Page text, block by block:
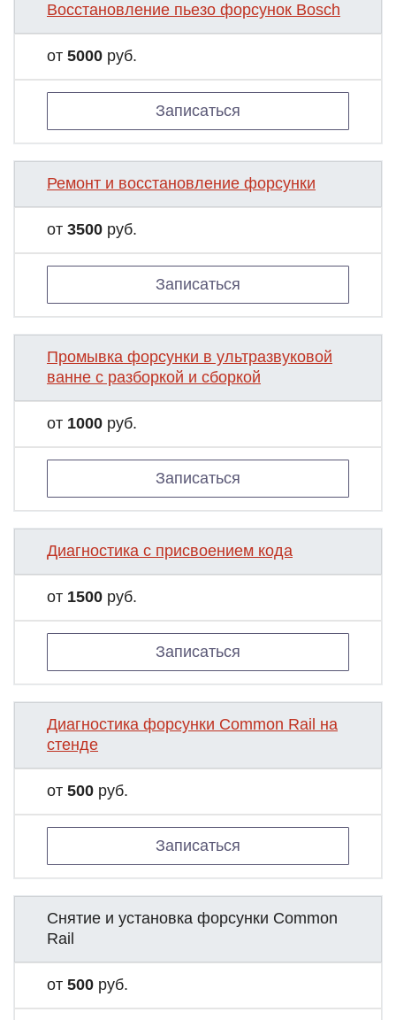
Восстановление пьезо форсунок Bosch
от 5000 руб.
Записаться
Ремонт и восстановление форсунки
от 3500 руб.
Записаться
Промывка форсунки в ультразвуковой
ванне с разборкой и сборкой
от 1000 руб.
Записаться
Диагностика с присвоением кода
от 1500 руб.
Записаться
Диагностика форсунки Common Rail на
стенде
от 500 руб.
Записаться
Снятие и установка форсунки Common
Rail
от 500 руб.